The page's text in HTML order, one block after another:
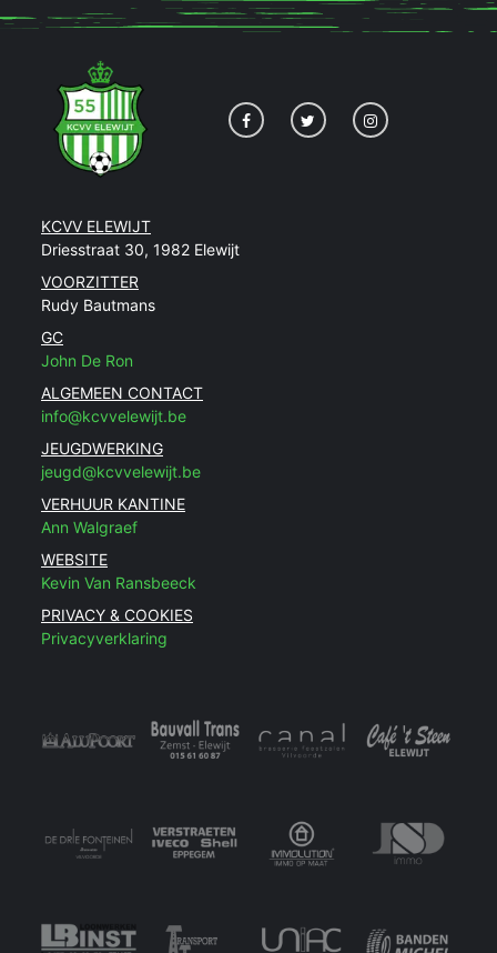
KCVV ELEWIJT
Driesstraat 30, 1982 Elewijt
VOORZITTER
Rudy Bautmans
GC
John De Ron
ALGEMEEN CONTACT
info@kcvvelewijt.be
JEUGDWERKING
jeugd@kcvvelewijt.be
VERHUUR KANTINE
Ann Walgraef
WEBSITE
Kevin Van Ransbeeck
PRIVACY & COOKIES
Privacyverklaring